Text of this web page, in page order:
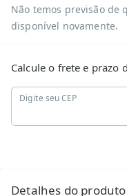
Não temos previsão de
disponível novamente.
Calcule o frete e prazo
Digite seu CEP
Detalhes do produto